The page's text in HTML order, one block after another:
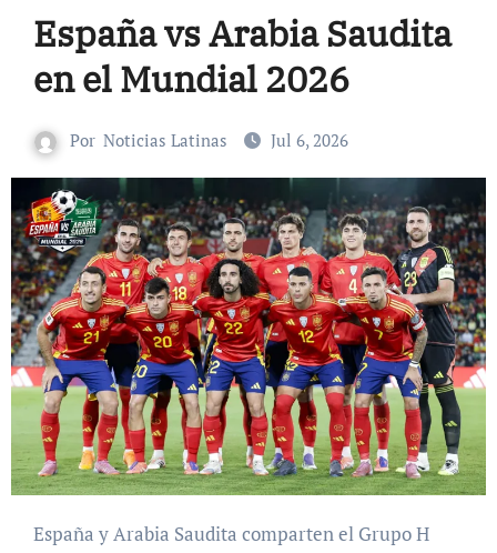
España vs Arabia Saudita
en el Mundial 2026
Por Noticias Latinas Jul 6, 2026
España y Arabia Saudita comparten el Grupo H